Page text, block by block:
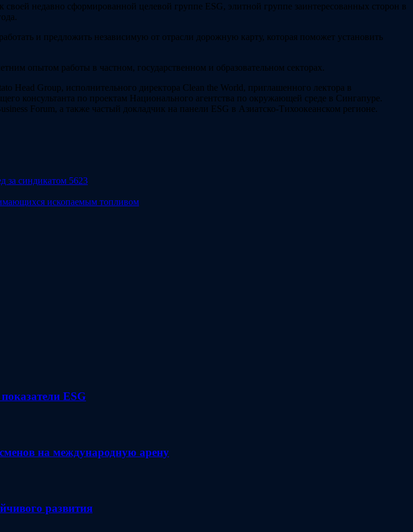
недавно сформированной целевой группе ESG, элитной группе заинтересованных сторон в
и предложить независимую от отрасли дорожную карту, которая поможет установить
опытом работы в частном, государственном и образовательном секторах.
Head Group, исполнительного директора Clean the World, приглашенного лектора в
консультанта по проектам Национального агентства по окружающей среде в Сингапуре.
Forum, а также частый докладчик на панели ESG в Азиатско-Тихоокеанском регионе.
за синдикатом 5623
ископаемым топливом
ESG
на международную арену
развития